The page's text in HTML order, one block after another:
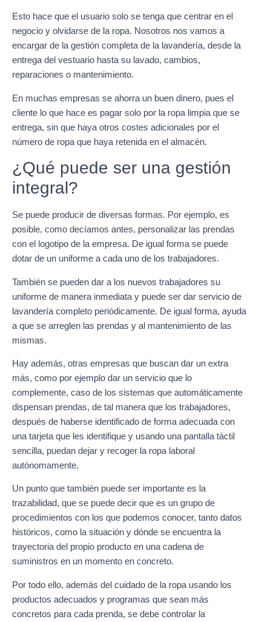
Esto hace que el usuario solo se tenga que centrar en el
negocio y olvidarse de la ropa. Nosotros nos vamos a
encargar de la gestión completa de la lavandería, desde la
entrega del vestuario hasta su lavado, cambios,
reparaciones o mantenimiento.
En muchas empresas se ahorra un buen dinero, pues el
cliente lo que hace es pagar solo por la ropa limpia que se
entrega, sin que haya otros costes adicionales por el
número de ropa que haya retenida en el almacén.
¿Qué puede ser una gestión
integral?
Se puede producir de diversas formas. Por ejemplo, es
posible, como decíamos antes, personalizar las prendas
con el logotipo de la empresa. De igual forma se puede
dotar de un uniforme a cada uno de los trabajadores.
También se pueden dar a los nuevos trabajadores su
uniforme de manera inmediata y puede ser dar servicio de
lavandería completo periódicamente. De igual forma, ayuda
a que se arreglen las prendas y al mantenimiento de las
mismas.
Hay además, otras empresas que buscan dar un extra
más, como por ejemplo dar un servicio que lo
complemente, caso de los sistemas que automáticamente
dispensan prendas, de tal manera que los trabajadores,
después de haberse identificado de forma adecuada con
una tarjeta que les identifique y usando una pantalla táctil
sencilla, puedan dejar y recoger la ropa laboral
autónomamente.
Un punto que también puede ser importante es la
trazabilidad, que se puede decir que es un grupo de
procedimientos con los que podemos conocer, tanto datos
históricos, como la situación y dónde se encuentra la
trayectoria del propio producto en una cadena de
suministros en un momento en concreto.
Por todo ello, además del cuidado de la ropa usando los
productos adecuados y programas que sean más
concretos para cada prenda, se debe controlar la